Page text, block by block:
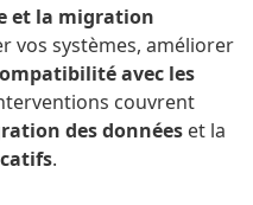
et la migration
vos systèmes, améliorer
avec les
couvrent
des données et la
.